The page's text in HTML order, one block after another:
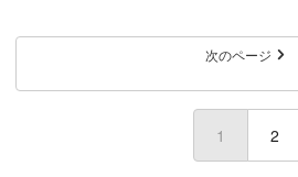
次のページ
1 (current)
2